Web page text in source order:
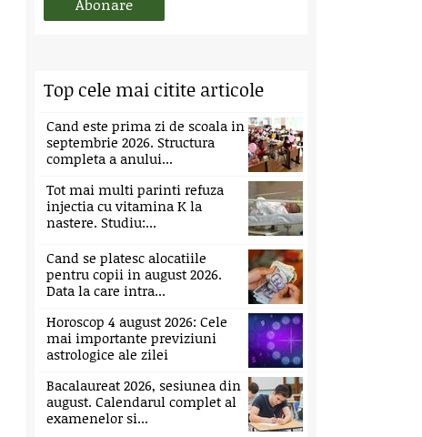
Top cele mai citite articole
Cand este prima zi de scoala in
septembrie 2026. Structura
completa a anului...
Tot mai multi parinti refuza
injectia cu vitamina K la
nastere. Studiu:...
Cand se platesc alocatiile
pentru copii in august 2026.
Data la care intra...
Horoscop 4 august 2026: Cele
mai importante previziuni
astrologice ale zilei
Bacalaureat 2026, sesiunea din
august. Calendarul complet al
examenelor si...